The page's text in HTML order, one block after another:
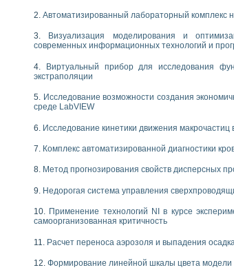
Автоматизированный лабораторный комплекс
Визуализация моделирования и
современных информационных технологий и
Виртуальный прибор для исследования
экстраполяции
Исследование возможности создания
среде LabVIEW
Исследование кинетики движения
Комплекс автоматизированной диагностики
Метод прогнозирования свойств дисперсных
Недорогая система управления
Применение технологий NI в курсе
самоорганизованная критичность
Расчет переноса аэрозоля и выпадения
Формирование линейной шкалы цвета модели